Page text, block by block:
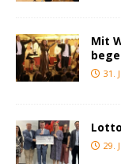
Mit
31.
29.